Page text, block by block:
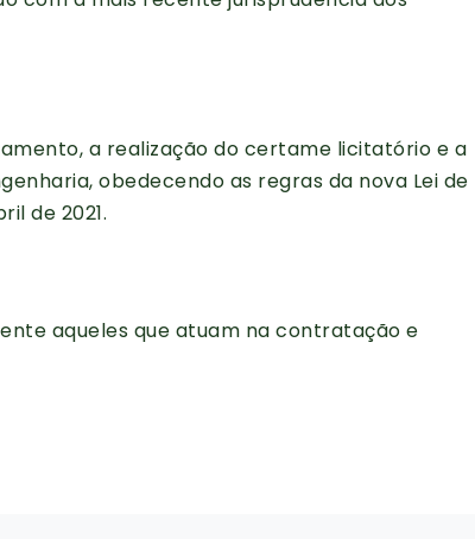
a realização do certame licitatório e a
obedecendo as regras da nova Lei de
de 2021.
aqueles que atuam na contratação e